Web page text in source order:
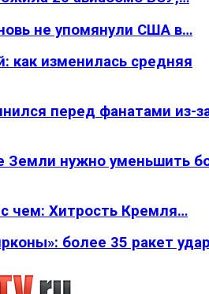
не упомянули США в…
как изменилась средняя
перед фанатами из-
Земли нужно уменьшить
чем: Хитрость Кремля…
более 35 ракет